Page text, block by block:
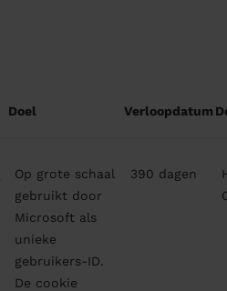
Doel Verloopdatum
Op grote schaal
gebruikt door
Microsoft als
unieke
gebruikers-ID.
De cookie
390 dagen